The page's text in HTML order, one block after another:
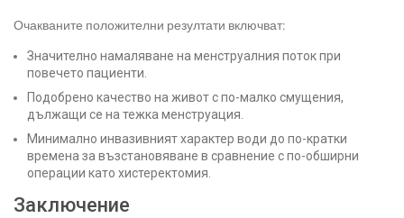
Очакваните положителни резултати включват:
Значително намаляване на менструалния поток при
повечето пациенти.
Подобрено качество на живот с по-малко смущения,
дължащи се на тежка менструация.
Минимално инвазивният характер води до по-кратки
времена за възстановяване в сравнение с по-обширни
операции като хистеректомия.
Заключение